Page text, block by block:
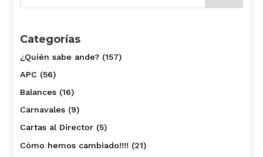
Categorías
¿Quién sabe ande?(157)
APC(56)
Balances(16)
Carnavales(9)
Cartas al Director(5)
Cómo hemos cambiado!!!! (21)